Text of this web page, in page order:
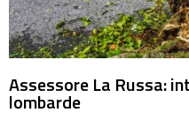
Assessore La Russa:
lombarde